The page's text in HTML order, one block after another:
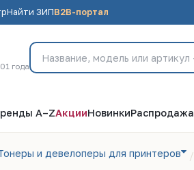
Найти ЗИПB2B-портал
года
A–ZАкцииНовинкиРаспродажа
и девелоперы для принтеров